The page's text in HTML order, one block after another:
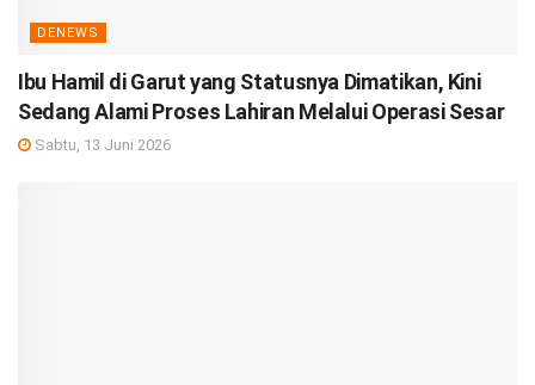
DENEWS
Ibu Hamil di Garut yang Statusnya Dimatikan, Kini
Sedang Alami Proses Lahiran Melalui Operasi Sesar
Sabtu, 13 Juni 2026